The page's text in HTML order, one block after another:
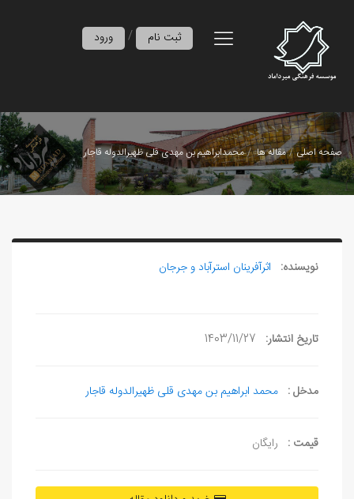
ورود / ثبت نام
صفحه اصلی مقاله ها محمدابراهیم بن مهدی قلی ظهیرالدوله قاجار
نویسنده: اثرآفرينان استرآباد و جرجان
تاریخ انتشار: 1403/11/27
مدخل : محمد ابراهیم بن مهدی قلی ظهیرالدوله قاجار
قیمت : رایگان